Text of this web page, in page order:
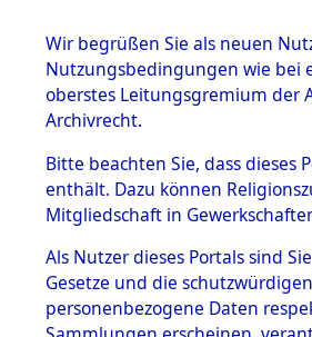
BESTÄNDE
1.
mente
5. Verschiedenes
5.3
Wir begrüßen Sie als neuen
Nutzungsbedingungen wie bei
oberstes Leitungsgremium der
Archivrecht.
Bitte beachten Sie, dass
enthält. Dazu können
Mitgliedschaft in
Als Nutzer dieses Portals sind
Gesetze und die
personenbezogene Daten